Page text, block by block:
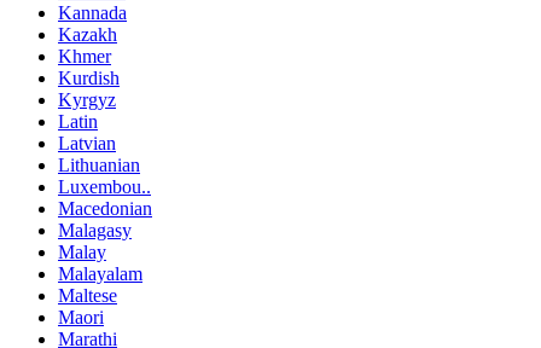
Kannada
Kazakh
Khmer
Kurdish
Kyrgyz
Latin
Latvian
Lithuanian
Luxembou..
Macedonian
Malagasy
Malay
Malayalam
Maltese
Maori
Marathi